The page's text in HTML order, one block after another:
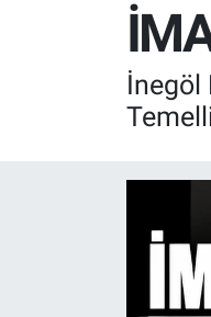
İnegöl
3.SAYFA
Trafik Durumu
Süper Lig Puan
Tüm Manşetler
Haber Arşivi